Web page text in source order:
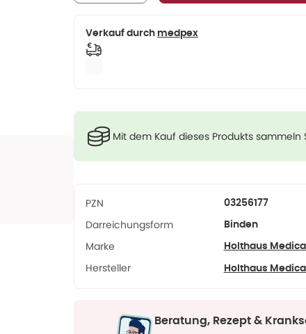
Verkauf durch medpex
Mit dem Kauf dieses Produkts sammeln
PZN 03256177
Darreichungsform Binden
Marke Holthaus Medical
Hersteller Holthaus
Beratung, Rezept &